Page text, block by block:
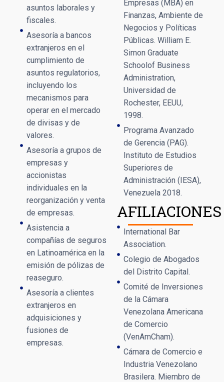
asuntos laborales y
fiscales.
Asesoría a bancos
extranjeros en el
cumplimiento de
asuntos regulatorios,
incluyendo los
mecanismos para
operar en el mercado
de divisas y de
valores.
Asesoría a grupos de
empresas y
accionistas
individuales en la
reorganización y venta
de empresas.
Asistencia a
compañías de seguros
en Latinoamérica en la
emisión de pólizas de
reaseguro.
Asesoría a clientes
extranjeros en
adquisiciones y
fusiones de
empresas.
Empresas (MBA) en
Finanzas, Ambiente de
Negocios y Políticas
Públicas. William E.
Simon Graduate
Schoolof Business
Administration,
Universidad de
Rochester, EEUU,
1998.
Programa Avanzado
de Gerencia (PAG).
Instituto de Estudios
Superiores de
Administración (IESA),
Venezuela 2018.
AFILIACIONES
International Bar
Association.
Colegio de Abogados
del Distrito Capital.
Comité de Inversiones
de la Cámara
Venezolana Americana
de Comercio
(VenAmCham).
Cámara de Comercio e
Industria Venezolano
Brasilera. Miembro de